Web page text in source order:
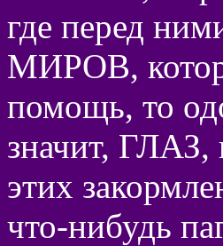
где перед
МИРОВ,
помощь, то
значит,
этих
что-нибудь